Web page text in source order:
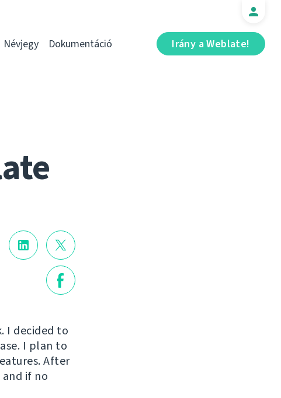
Irány a Weblate!
Névjegy Dokumentáció
I decided to
I plan to
After
if no